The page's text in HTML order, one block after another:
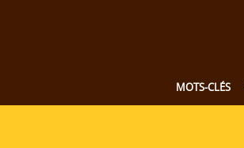
MOTS-CLÉS